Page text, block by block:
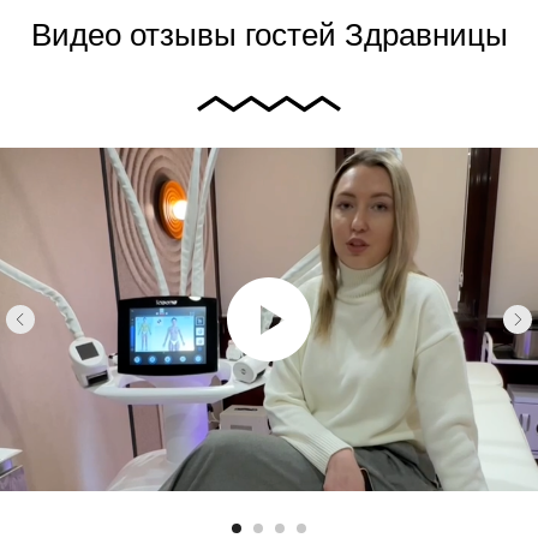
Видео отзывы гостей Здравницы